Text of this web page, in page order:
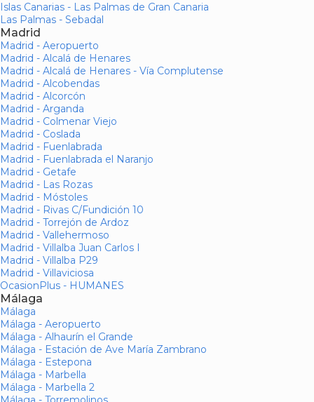
Islas Canarias - Las Palmas de Gran Canaria
Las Palmas - Sebadal
Madrid
Madrid - Aeropuerto
Madrid - Alcalá de Henares
Madrid - Alcalá de Henares - Vía Complutense
Madrid - Alcobendas
Madrid - Alcorcón
Madrid - Arganda
Madrid - Colmenar Viejo
Madrid - Coslada
Madrid - Fuenlabrada
Madrid - Fuenlabrada el Naranjo
Madrid - Getafe
Madrid - Las Rozas
Madrid - Móstoles
Madrid - Rivas C/Fundición 10
Madrid - Torrejón de Ardoz
Madrid - Vallehermoso
Madrid - Villalba Juan Carlos I
Madrid - Villalba P29
Madrid - Villaviciosa
OcasionPlus - HUMANES
Málaga
Málaga
Málaga - Aeropuerto
Málaga - Alhaurín el Grande
Málaga - Estación de Ave María Zambrano
Málaga - Estepona
Málaga - Marbella
Málaga - Marbella 2